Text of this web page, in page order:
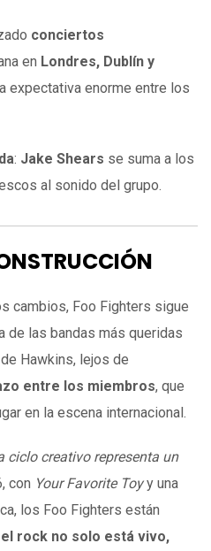
conciertos
en Londres, Dublín y
expectativa enorme entre los
: Jake Shears se suma a los
al sonido del grupo.
cambios, Foo Fighters sigue
de las bandas más queridas
Hawkins, lejos de
entre los miembros, que
en la escena internacional.
ciclo creativo representa un
con Your Favorite Toyy una
los Foo Fighters están
rock no solo está vivo,